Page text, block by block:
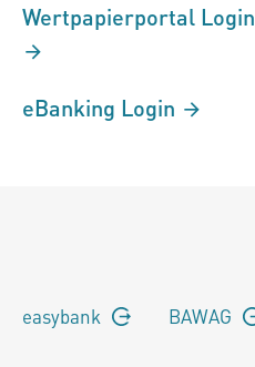
Wertpapierportal Login
eBanking Login
easybank BAWAG